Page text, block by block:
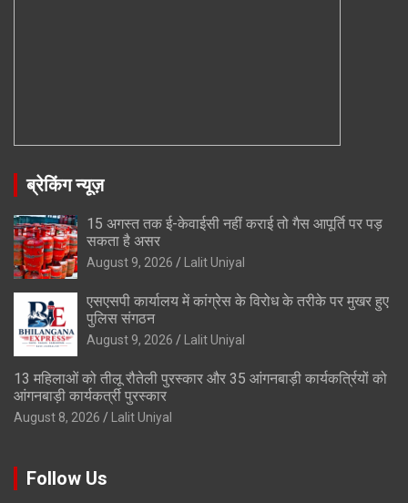
ब्रेकिंग न्यूज़
15 अगस्त तक ई-केवाईसी नहीं कराई तो गैस आपूर्ति पर पड़
सकता है असर
August 9, 2026 Lalit Uniyal
एसएसपी कार्यालय में कांग्रेस के विरोध के तरीके पर मुखर हुए
पुलिस संगठन
August 9, 2026 Lalit Uniyal
13 महिलाओं को तीलू रौतेली पुरस्कार और 35 आंगनबाड़ी कार्यकर्त्रियों को
आंगनबाड़ी कार्यकर्त्री पुरस्कार
August 8, 2026 Lalit Uniyal
Follow Us